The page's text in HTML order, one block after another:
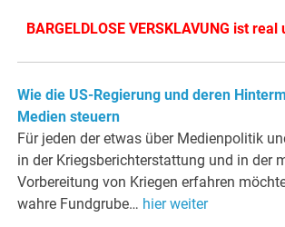
BARGELDLOSE VERSKLAVUNG ist
Wie die US-Regierung und deren
Medien steuern
Für jeden der etwas über Medienpolitik
in der Kriegsberichterstattung und in der
Vorbereitung von Kriegen erfahren
wahre Fundgrube… hier weiter